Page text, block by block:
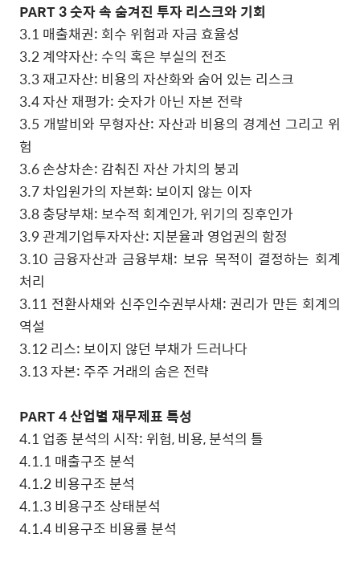
PART 3숫자 속 숨겨진 투자 리스크와 기회
3.1 매출채권: 회수 위험과 자금 효율성
3.2계약자산: 수익 혹은 부실의 전조
3.3재고자산: 비용의 자산화와 숨어 있는 리스크
3.4자산 재평가: 숫자가 아닌 자본 전략
3.5 개발비와 무형자산: 자산과 비용의 경계선 그리고 위
험
3.6손상차손: 감춰진 자산 가치의 붕괴
3.7차입원가의 자본화: 보이지 않는 이자
3.8충당부채: 보수적 회계인가,위기의 징후인가
3.9관계기업투자자산: 지분율과 영업권의 함정
3.10 금융자산과 금융부채: 보유 목적이 결정하는 회계
처리
3.11 전환사채와 신주인수권부사채: 권리가 만든 회계의
역설
3.12리스: 보이지 않던 부채가 드러나다
3.13자본: 주주 거래의 숨은 전략
PART 4산업별 재무제표 특성
4.1 업종 분석의 시작: 위험,비용,분석의 틀
4.1.1 매출구조 분석
4.1.2비용구조 분석
4.1.3비용구조 상태분석
4.1.4비용구조 비용률 분석